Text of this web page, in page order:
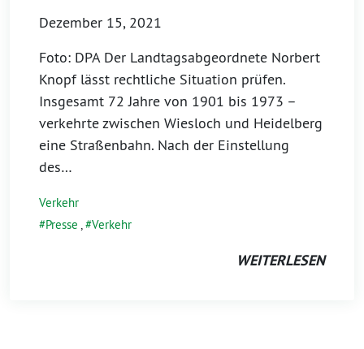
Dezember 15, 2021
Foto: DPA Der Landtagsabgeordnete Norbert
Knopf lässt rechtliche Situation prüfen.
Insgesamt 72 Jahre von 1901 bis 1973 –
verkehrte zwischen Wiesloch und Heidelberg
eine Straßenbahn. Nach der Einstellung
des…
Verkehr
Presse , Verkehr
WEITERLESEN